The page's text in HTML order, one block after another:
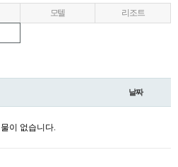
모텔
리조트
날짜
이 없습니다.